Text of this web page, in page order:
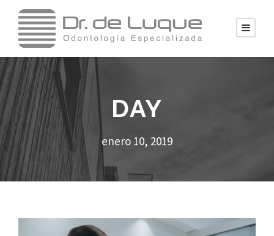
DAY
enero 10, 2019